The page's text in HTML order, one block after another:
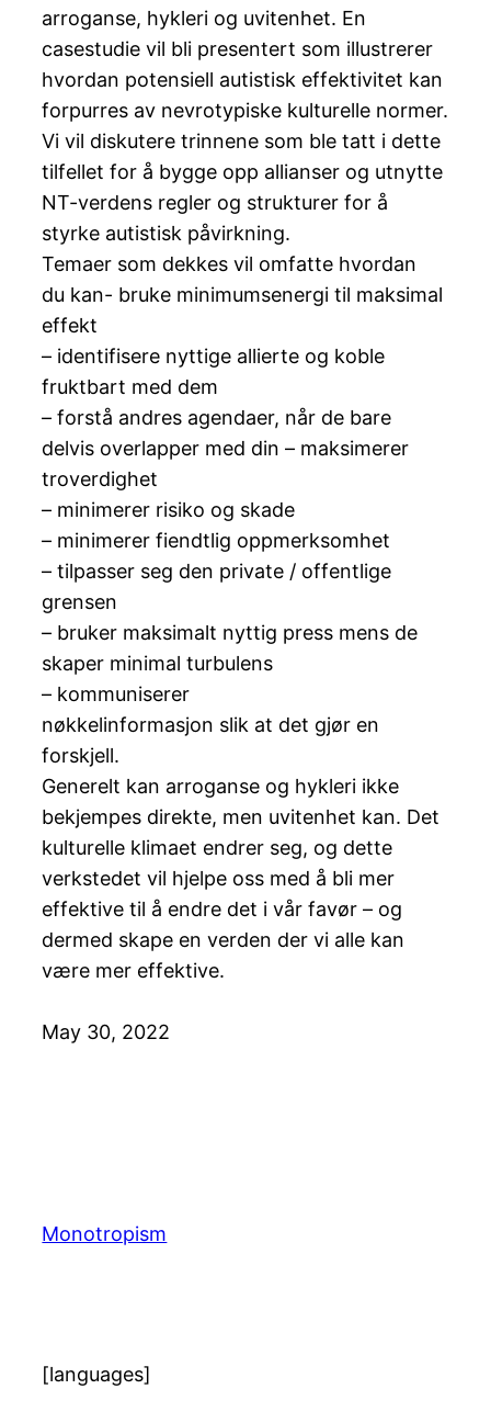
arroganse, hykleri og uvitenhet. En
casestudie vil bli presentert som illustrerer
hvordan potensiell autistisk effektivitet kan
forpurres av nevrotypiske kulturelle normer.
Vi vil diskutere trinnene som ble tatt i dette
tilfellet for å bygge opp allianser og utnytte
NT-verdens regler og strukturer for å
styrke autistisk påvirkning.
Temaer som dekkes vil omfatte hvordan
du kan- bruke minimumsenergi til maksimal
effekt
– identifisere nyttige allierte og koble
fruktbart med dem
– forstå andres agendaer, når de bare
delvis overlapper med din – maksimerer
troverdighet
– minimerer risiko og skade
– minimerer fiendtlig oppmerksomhet
– tilpasser seg den private / offentlige
grensen
– bruker maksimalt nyttig press mens de
skaper minimal turbulens
– kommuniserer
nøkkelinformasjon slik at det gjør en
forskjell.
Generelt kan arroganse og hykleri ikke
bekjempes direkte, men uvitenhet kan. Det
kulturelle klimaet endrer seg, og dette
verkstedet vil hjelpe oss med å bli mer
effektive til å endre det i vår favør – og
dermed skape en verden der vi alle kan
være mer effektive.
May 30, 2022
Monotropism
[languages]